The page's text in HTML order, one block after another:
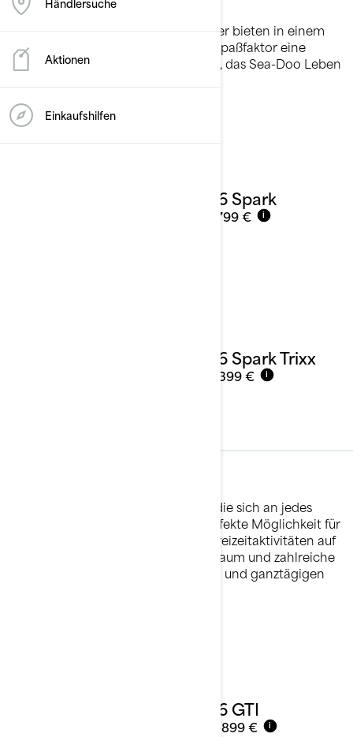
Aktionen
Einkaufshilfen
Rec Lite
Die leichten, verspielten Aquascooter bieten in einem
unkomplizierten Paket mit hohem Spaßfaktor eine
äußerst erschwingliche Möglichkeit, das Sea-Doo Leben
Details ansehen
2026 Spark
8.799 € i
2026 Spark Trixx
11.399 € i
Vielseitige und effiziente Jetboote, die sich an jedes
Abenteuer anpassen lassen. Die perfekte Möglichkeit für
die ganze Crew, eine Vielzahl von Freizeitaktivitäten auf
dem Wasser zu genießen. Viel Stauraum und zahlreiche
Zubehöroptionen für Zugsportarten und ganztägigen
2026 GTI
14.899 € i